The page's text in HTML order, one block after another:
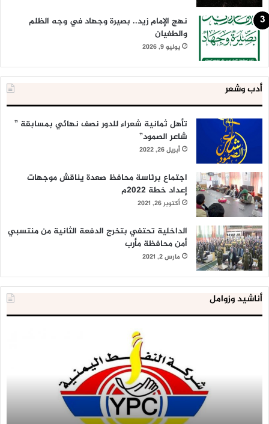
نهج الإمام زيد.. بصيرة وجهاد في وجه الظلم
والطغيان
يوليو 9, 2026
أدب وشعر
تأهل ثمانية شعراء للدور نصف نهائي بمسابقة ”
شاعر الصمود”
أبريل 26, 2022
اجتماع برئاسة محافظ صعدة يناقش موجهات
إعداد خطة 2022م
أكتوبر 26, 2021
الداخلية تحتفي بتخرج الدفعة الثانية من منتسبي
أمن محافظة مأرب
مارس 2, 2021
أناشيد وزوامل